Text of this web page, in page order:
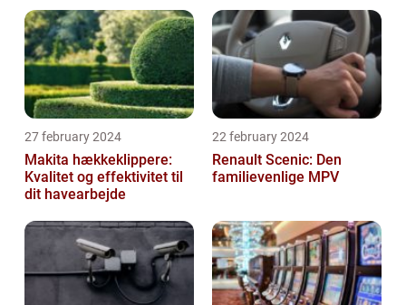
27 february 2024
Makita hækkeklippere:
Kvalitet og effektivitet til
dit havearbejde
22 february 2024
Renault Scenic: Den
familievenlige MPV